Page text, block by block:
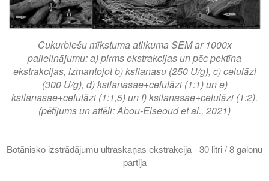
Cukurbiešu mīkstuma atlikuma SEM ar 1000x
palielinājumu: a) pirms ekstrakcijas un pēc pektīna
ekstrakcijas, izmantojot b) ksilanasu (250 U/g), c) celulāzi
(300 U/g), d) ksilanasae+celulāzi (1:1) un e)
ksilanasae+celulāzi (1:1,5) un f) ksilanasae+celulāzi (1:2).
(pētījums un attēli: Abou-Elseoud et al., 2021)
Botānisko izstrādājumu ultraskaņas ekstrakcija - 30 litri / 8 galonu
partija